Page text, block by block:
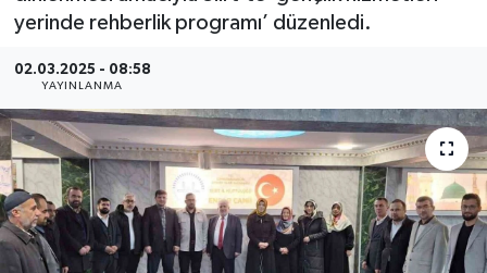
yerinde rehberlik programı’ düzenledi.
02.03.2025 - 08:58
YAYINLANMA